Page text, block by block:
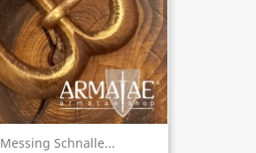
Messing Schnalle...